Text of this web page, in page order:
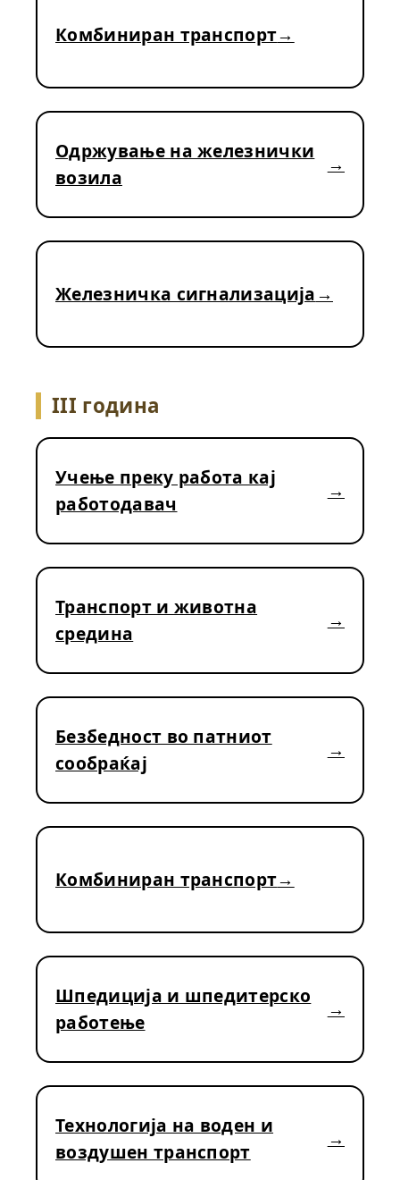
Комбиниран транспорт
Одржување на железнички
возила
Железничка сигнализација
III година
Учење преку работа кај
работодавач
Транспорт и животна
средина
Безбедност во патниот
сообраќај
Комбиниран транспорт
Шпедиција и шпедитерско
работење
Технологија на воден и
воздушен транспорт